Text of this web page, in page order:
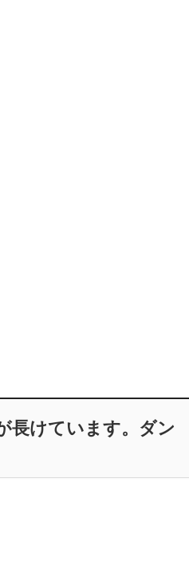
長けています。ダン